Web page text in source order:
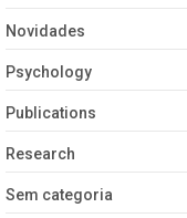
Novidades
Psychology
Publications
Research
Sem categoria